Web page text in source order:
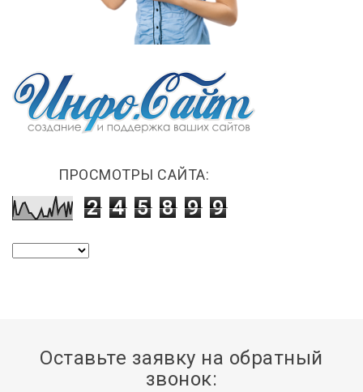
ПРОСМОТРЫ САЙТА:
2 4 5 8 9 9
Оставьте заявку на обратный
звонок: